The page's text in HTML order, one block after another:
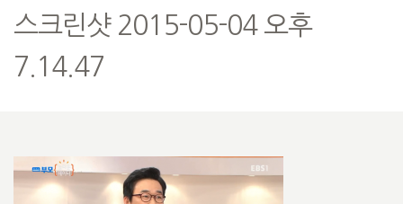
스크린샷 2015-05-04 오후
7.14.47